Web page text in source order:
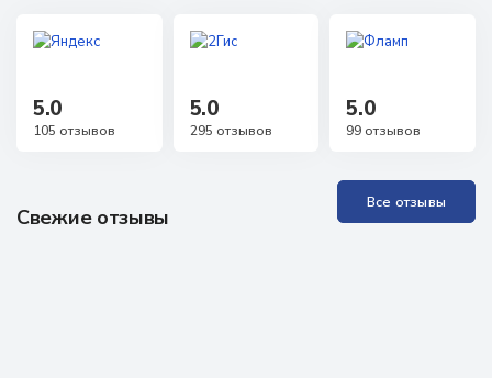
5.0
105 отзывов
5.0
295 отзывов
5.0
99 отзывов
Свежие отзывы
Все отзывы